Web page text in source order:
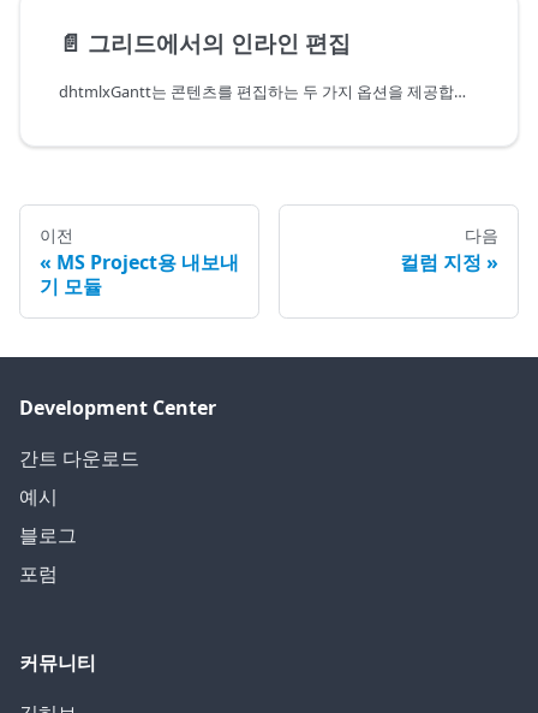
📄️ 그리드에서의 인라인 편집
dhtmlxGantt는 콘텐츠를 편집하는 두 가지 옵션을 제공합니다:
이전
MS Project용 내보내
기 모듈
다음
컬럼 지정
Development Center
간트 다운로드
예시
블로그
포럼
커뮤니티